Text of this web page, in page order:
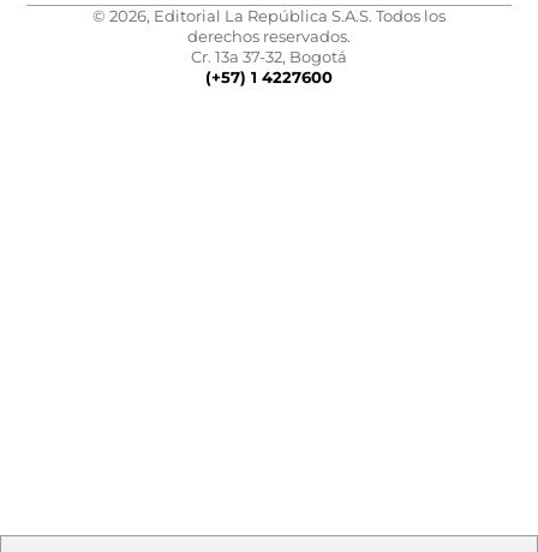
© 2026, Editorial La República S.A.S. Todos los
derechos reservados.
Cr. 13a 37-32, Bogotá
(+57) 1 4227600